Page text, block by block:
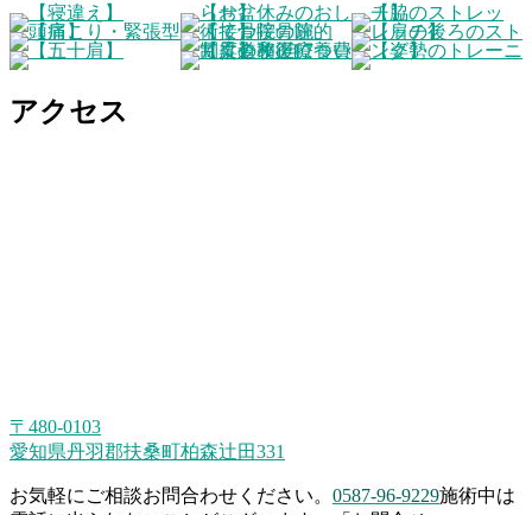
アクセス
〒480-0103
愛知県丹羽郡扶桑町柏森辻田331
お気軽にご相談お問合わせください。 0587-96-9229施術中は